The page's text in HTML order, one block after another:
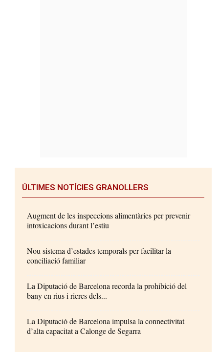
ÚLTIMES NOTÍCIES GRANOLLERS
Augment de les inspeccions alimentàries per prevenir
intoxicacions durant l’estiu
Nou sistema d’estades temporals per facilitar la
conciliació familiar
La Diputació de Barcelona recorda la prohibició del
bany en rius i rieres dels...
La Diputació de Barcelona impulsa la connectivitat
d’alta capacitat a Calonge de Segarra